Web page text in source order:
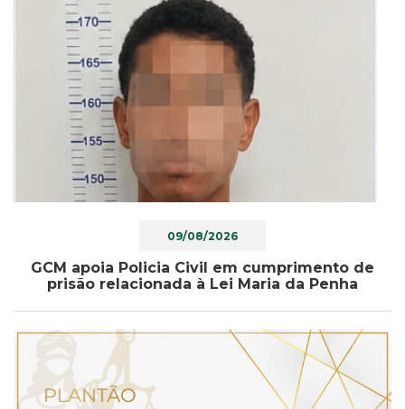
09/08/2026
GCM apoia Policia Civil em cumprimento de
prisão relacionada à Lei Maria da Penha